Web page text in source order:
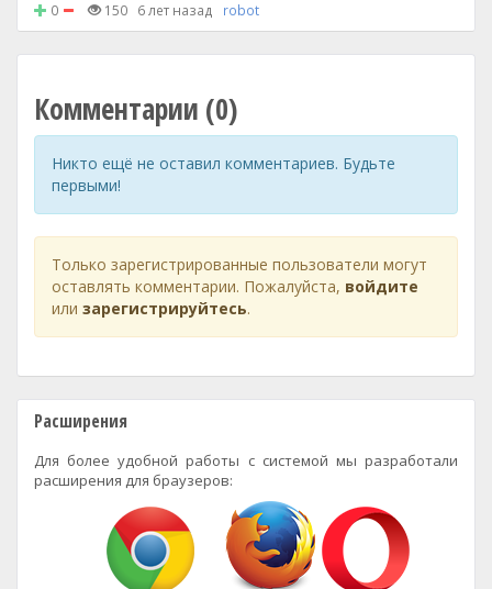
0 150 6 лет назад robot
Комментарии (0)
Никто ещё не оставил комментариев. Будьте
первыми!
Только зарегистрированные пользователи могут
оставлять комментарии. Пожалуйста, войдите
или зарегистрируйтесь.
Расширения
Для более удобной работы с системой мы разработали
расширения для браузеров: